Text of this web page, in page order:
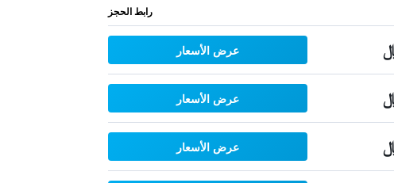
رابط الحجز
عرض الأسعار
عرض الأسعار
عرض الأسعار